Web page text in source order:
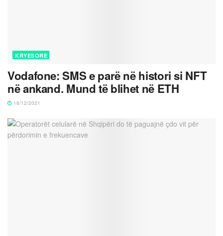
KRYESORE
Vodafone: SMS e parë në histori si NFT
në ankand. Mund të blihet në ETH
16/12/2021